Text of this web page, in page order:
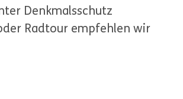
Denkmalsschutz
Radtour empfehlen wir